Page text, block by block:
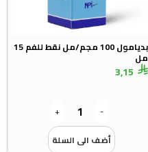
بديامول 100 مجم/مل نقط للفم 15
مل
3,15
-
+
أضف الى السلة